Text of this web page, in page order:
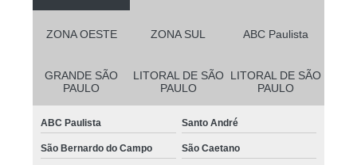
ZONA OESTE ZONA SUL ABC Paulista
GRANDE SÃO
PAULO
LITORAL DE SÃO
PAULO
LITORAL DE SÃO
PAULO
ABC Paulista Santo André
São Bernardo do Campo São Caetano